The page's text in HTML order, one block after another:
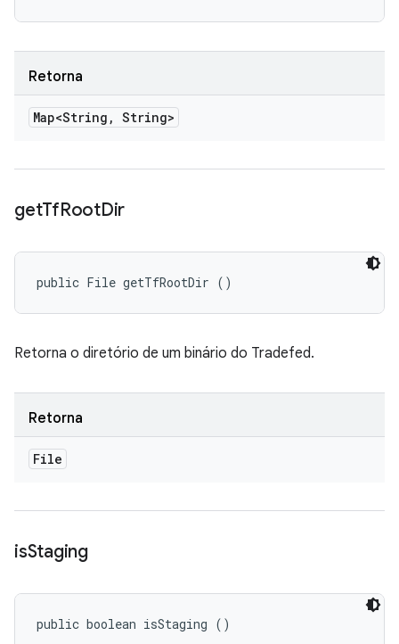
Retorna
Map<String , String>
getTfRootDir
public File getTfRootDir ()
Retorna o diretório de um binário do Tradefed.
Retorna
File
isStaging
public boolean isStaging ()